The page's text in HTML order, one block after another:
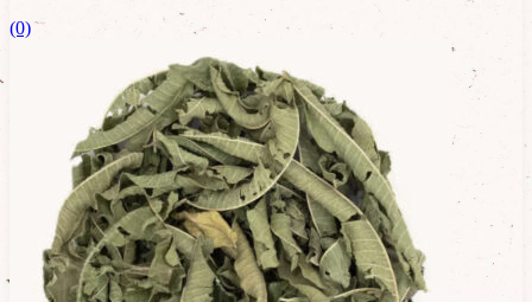
(0)